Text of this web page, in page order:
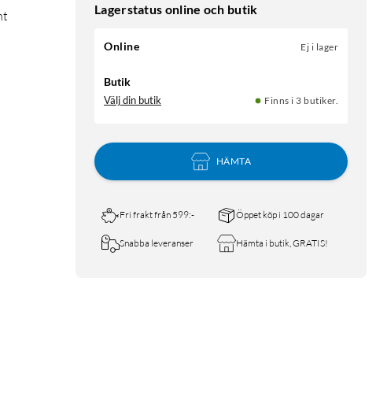
Lagerstatus online och butik
Online Ej i lager
Butik
Välj din butik Finns i 3 butiker.
HÄMTA
Fri frakt från 599:- Öppet köp i 100 dagar
Snabba leveranser Hämta i butik, GRATIS!